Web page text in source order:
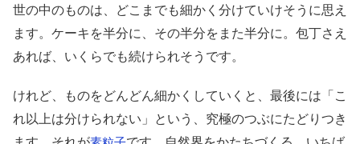
世の中のものは、どこまでも細かく分けていけそうに思え
ます。ケーキを半分に、その半分をまた半分に。包丁さえ
あれば、いくらでも続けられそうです。
けれど、ものをどんどん細かくしていくと、最後には「こ
れ以上は分けられない」という、究極のつぶにたどりつき